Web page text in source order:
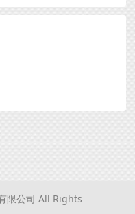
限公司 All Rights